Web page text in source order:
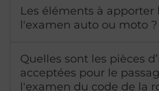
Les éléments à apporter
l'examen auto ou moto ?
Quelles sont les pièces
acceptées pour le
l'examen du code de la